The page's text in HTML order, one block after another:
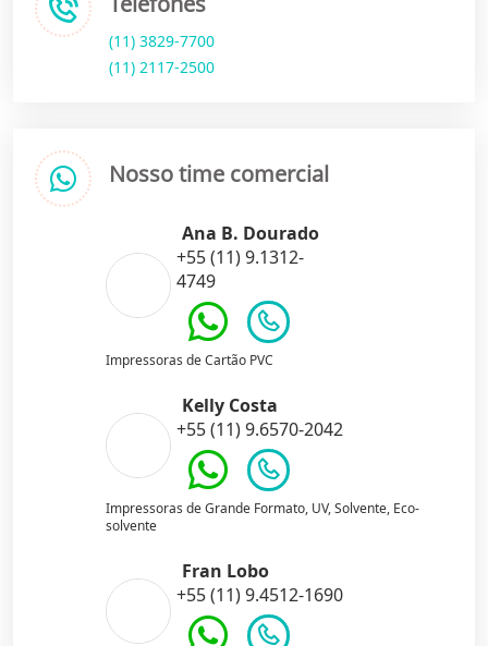
(11) 3829-7700
(11) 2117-2500
Nosso time comercial
Ana B. Dourado
+55 (11) 9.1312-
4749
Impressoras de Cartão PVC
Kelly Costa
+55 (11) 9.6570-2042
Impressoras de Grande Formato, UV, Solvente, Eco-
solvente
Fran Lobo
+55 (11) 9.4512-1690